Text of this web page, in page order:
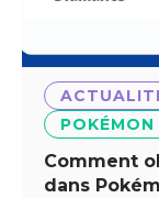
POKÉMON
Comment
dans